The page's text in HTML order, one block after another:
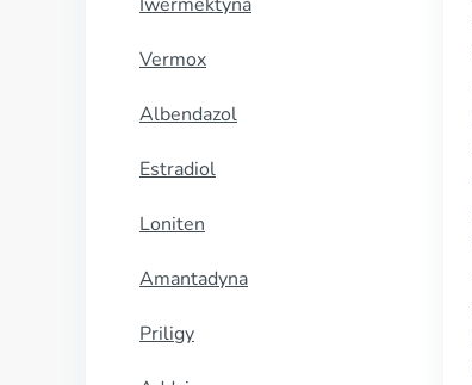
Vermox
Albendazol
Estradiol
Loniten
Amantadyna
Priligy